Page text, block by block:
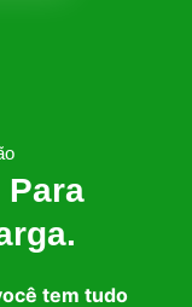
Para
tem tudo